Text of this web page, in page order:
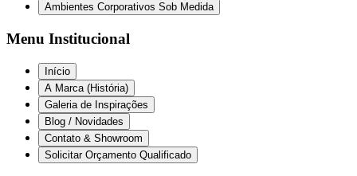
Ambientes Corporativos Sob Medida
Menu Institucional
Início
A Marca (História)
Galeria de Inspirações
Blog / Novidades
Contato & Showroom
Solicitar Orçamento Qualificado